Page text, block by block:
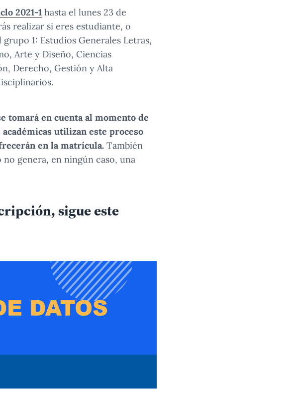
2021-1 hasta el lunes 23 de
realizar si eres estudiante, o
1: Estudios Generales Letras,
Arte y Diseño, Ciencias
Derecho, Gestión y Alta
tomará en cuenta al momento de
utilizan este proceso
en la matrícula. También
genera, en ningún caso, una
sigue este